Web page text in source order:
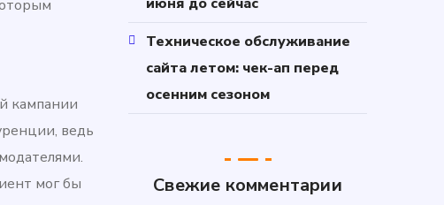
кампании
ведь
мог бы
Техническое обслуживание
сайта летом: чек-ап перед
осенним сезоном
Свежие комментарии